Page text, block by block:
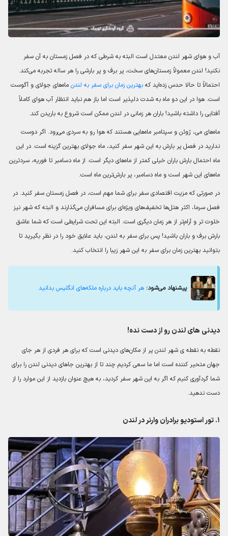
آب و هوای شهر لندن معتدل است البته به شرطی که در فصل زمستان به آن سفر
نکنید! لندن معمولاً زمستان‌های سخت، پر برف و پر بارشی را هر ساله تجربه می‌کند.
احتمالاً تا حالا حدس زده‌اید که بهترین زمان برای سفر به لندن ماه‌های جولای و آگوست
است. هوا در این دو ماه به شدت دلپذیر است اما باز هم نباید انتظار آب هوای کاملاً
آفتابی را داشته باشید! باران هر زمانی در لندن ممکن است شروع به باریدن کند.
ماه‌های می، ژوئن و سپتامبر ماه‌هایی هستند که هوا رو به سردی می‌رود. اگر دوست
ندارید در فصل پر بارش به این شهر سفر کنید، ماه جولای بهترین گزینه است. در این
ماه احتمال بارش باران خیلی کمتر از ماه‌های دیگر است. از ماه دسامبر تا فوریه، سردترین
ماه‌های این شهر است و ماه دسامبر، پر بارش‌ترین ماه است.
در صورتی که مزیت اقتصادی سفر برای شما مهم است، در فصل زمستان سفر کنید. در
فصل سرما، اکثر هتل‌ها تخفیف‌های ویژه‌ای برای مسافران می‌گذارند و البته که شهر نیز
خلوت تر و آرام‌تر از هر زمان دیگری است. البته این تحت شرایطی است که شما عاشق
بارش برف و باران باشید! پس برای سفر به لندن، باید علایق خود را در نظر بگیرید تا
بتوانید بهترین زمان برای سفر به این شهر زیبا را انتخاب کنید.
پیشنهاد می‌شود: هر آنچه باید درباره ملکه‌های انگلیس بدانید
دیدنی های لندن رو از دست نده!
نقطه به نقطه ی شهر لندن پر از مکان‌های دیدنی است که برای هر فردی از هر جای
جهان متحیر کننده است اما ما سعی کردیم چند تا از بهترین جاهای دیدنی لندن را برای
شما گردآوری کنیم که اگر به این شهر سفر کردید، به هیچ عنوان بازدید از این موارد را از
دست ندهید.
۱. تور استودیو برادران وارنر در لندن